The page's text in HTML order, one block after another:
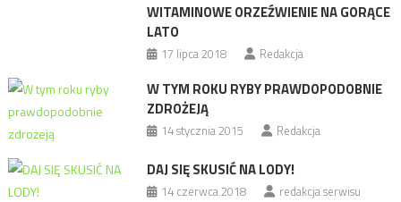
WITAMINOWE ORZEŹWIENIE NA GORĄCE
LATO
17 lipca 2018 Redakcja
W TYM ROKU RYBY PRAWDOPODOBNIE
ZDROŻEJĄ
14 stycznia 2015 Redakcja
DAJ SIĘ SKUSIĆ NA LODY!
14 czerwca 2018 redakcja serwisu